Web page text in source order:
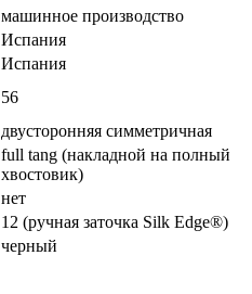
машинное производство
Испания
Испания
56
двусторонняя симметричная
full tang (накладной на полный
хвостовик)
нет
12 (ручная заточка Silk Edge®)
черный